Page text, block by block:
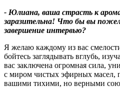
- Юлиана, ваша страсть к
заразительна! Что бы вы
завершение интервью?
Я желаю каждому из вас
бойтесь заглядывать вглубь,
вас заключена огромная сила,
с миром чистых эфирных масел,
вашими тихими, но верными